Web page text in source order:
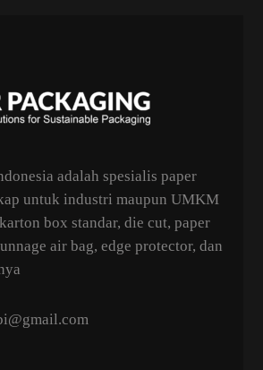
adalah spesialis paper
untuk industri maupun UMKM
box standar, die cut, paper
air bag, edge protector, dan